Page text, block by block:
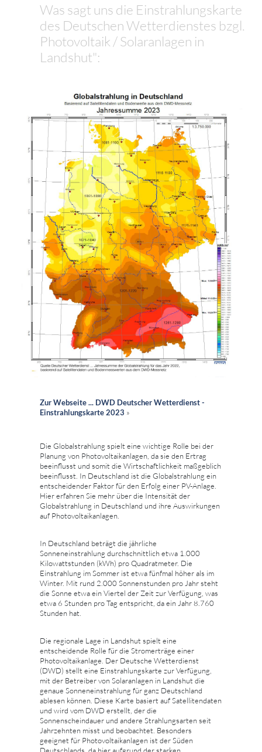
Was sagt uns die Einstrahlungskarte
des Deutschen Wetterdienstes bzgl.
Photovoltaik / Solaranlagen in
Landshut":
Zur Webseite ... DWD Deutscher Wetterdienst -
Einstrahlungskarte 2023 »
Die Globalstrahlung spielt eine wichtige Rolle bei der
Planung von Photovoltaikanlagen, da sie den Ertrag
beeinflusst und somit die Wirtschaftlichkeit maßgeblich
beeinflusst. In Deutschland ist die Globalstrahlung ein
entscheidender Faktor für den Erfolg einer PV-Anlage.
Hier erfahren Sie mehr über die Intensität der
Globalstrahlung in Deutschland und ihre Auswirkungen
auf Photovoltaikanlagen.
In Deutschland beträgt die jährliche
Sonneneinstrahlung durchschnittlich etwa 1.000
Kilowattstunden (kWh) pro Quadratmeter. Die
Einstrahlung im Sommer ist etwa fünfmal höher als im
Winter. Mit rund 2.000 Sonnenstunden pro Jahr steht
die Sonne etwa ein Viertel der Zeit zur Verfügung, was
etwa 6 Stunden pro Tag entspricht, da ein Jahr 8.760
Stunden hat.
Die regionale Lage in Landshut spielt eine
entscheidende Rolle für die Stromerträge einer
Photovoltaikanlage. Der Deutsche Wetterdienst
(DWD) stellt eine Einstrahlungskarte zur Verfügung,
mit der Betreiber von Solaranlagen in Landshut die
genaue Sonneneinstrahlung für ganz Deutschland
ablesen können. Diese Karte basiert auf Satellitendaten
und wird vom DWD erstellt, der die
Sonnenscheindauer und andere Strahlungsarten seit
Jahrzehnten misst und beobachtet. Besonders
geeignet für Photovoltaikanlagen ist der Süden
Deutschlands, da hier aufgrund der starken